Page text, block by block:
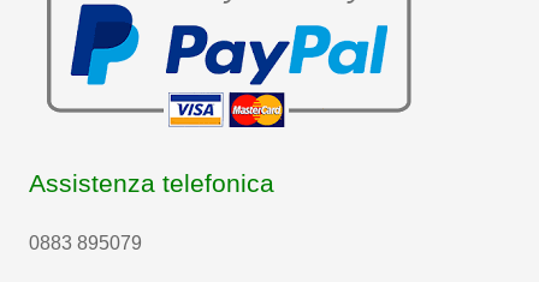
Assistenza telefonica
0883 895079